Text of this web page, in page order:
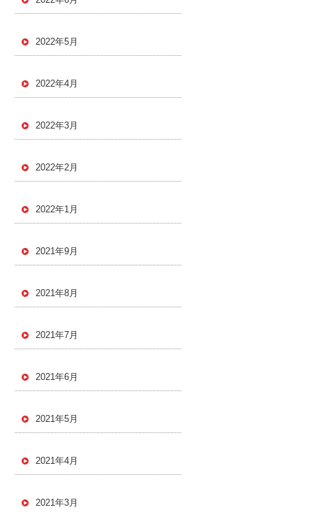
2022年5月
2022年4月
2022年3月
2022年2月
2022年1月
2021年9月
2021年8月
2021年7月
2021年6月
2021年5月
2021年4月
2021年3月